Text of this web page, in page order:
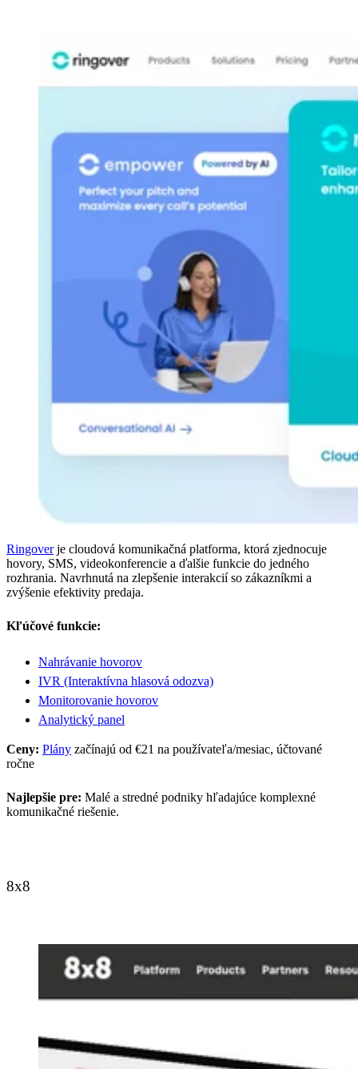
Ringoverje cloudová komunikačná platforma, ktorá zjednocuje
hovory, SMS, videokonferencie a ďalšie funkcie do jedného
rozhrania. Navrhnutá na zlepšenie interakcií so zákazníkmi a
zvýšenie efektivity predaja.
Kľúčové funkcie:
Nahrávanie hovorov
IVR (Interaktívna hlasová odozva)
Monitorovanie hovorov
Analytický panel
Ceny: Plány začínajú od €21 na používateľa/mesiac, účtované
ročne
Najlepšie pre: Malé a stredné podniky hľadajúce komplexné
komunikačné riešenie.
8x8